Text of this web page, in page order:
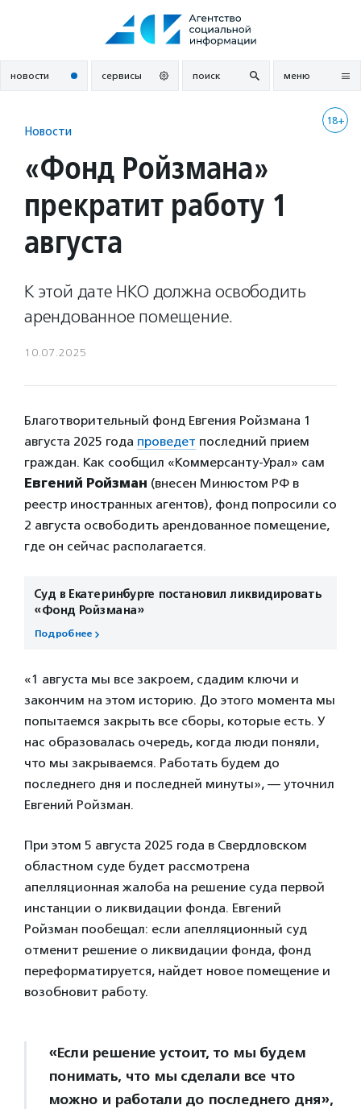
новости сервисы поиск меню
18+
Новости
«Фонд Ройзмана»
прекратит работу 1
августа
К этой дате НКО должна освободить
арендованное помещение.
10.07.2025
Благотворительный фонд Евгения Ройзмана 1
августа 2025 года проведет последний прием
граждан. Как сообщил «Коммерсанту-Урал» сам
Евгений Ройзман (внесен Минюстом РФ в
реестр иностранных агентов), фонд попросили со
2 августа освободить арендованное помещение,
где он сейчас располагается.
Суд в Екатеринбурге постановил ликвидировать
«Фонд Ройзмана»
Подробнее
«1 августа мы все закроем, сдадим ключи и
закончим на этом историю. До этого момента мы
попытаемся закрыть все сборы, которые есть. У
нас образовалась очередь, когда люди поняли,
что мы закрываемся. Работать будем до
последнего дня и последней минуты», — уточнил
Евгений Ройзман.
При этом 5 августа 2025 года в Свердловском
областном суде будет рассмотрена
апелляционная жалоба на решение суда первой
инстанции о ликвидации фонда. Евгений
Ройзман пообещал: если апелляционный суд
отменит решение о ликвидации фонда, фонд
переформатируется, найдет новое помещение и
возобновит работу.
«Если решение устоит, то мы будем
понимать, что мы сделали все что
можно и работали до последнего дня»,